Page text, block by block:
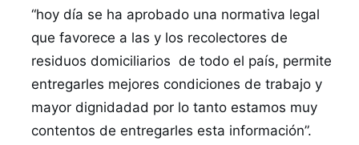
“hoy día se ha aprobado una normativa legal
que favorece a las y los recolectores de
residuos domiciliarios de todo el país, permite
entregarles mejores condiciones de trabajo y
mayor dignidadad por lo tanto estamos muy
contentos de entregarles esta información”.